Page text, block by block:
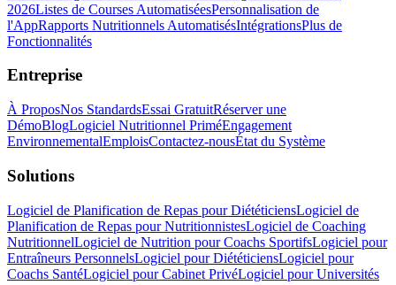
2026Listes de Courses AutomatiséesPersonnalisation de
l'AppRapports Nutritionnels AutomatisésIntégrationsPlus de
Fonctionnalités
Entreprise
À ProposNos StandardsEssai GratuitRéserver une
DémoBlogLogiciel Nutritionnel PriméEngagement
EnvironnementalEmploisContactez-nousÉtat du Système
Solutions
Logiciel de Planification de Repas pour DiététiciensLogiciel de
Planification de Repas pour NutritionnistesLogiciel de Coaching
NutritionnelLogiciel de Nutrition pour Coachs SportifsLogiciel pour
Entraîneurs PersonnelsLogiciel pour DiététiciensLogiciel pour
Coachs SantéLogiciel pour Cabinet PrivéLogiciel pour Universités